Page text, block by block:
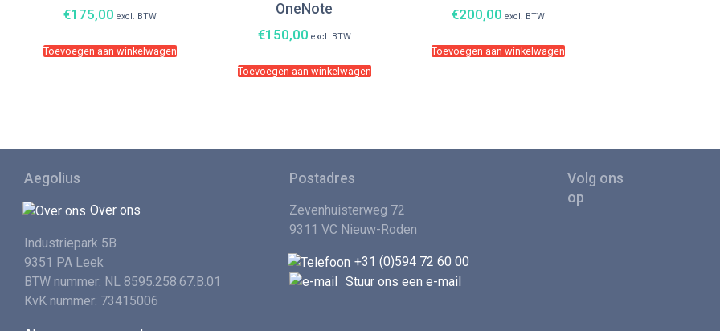
€175,00 excl. BTW
Toevoegen aan winkelwagen
OneNote
€150,00 excl. BTW
Toevoegen aan winkelwagen
€200,00 excl. BTW
Toevoegen aan winkelwagen
Aegolius
Over ons
Industriepark 5B
9351 PA Leek
BTW nummer: NL 8595.258.67.B.01
KvK nummer: 73415006
Postadres
Zevenhuisterweg 72
9311 VC Nieuw-Roden
+31 (0)594 72 60 00
Stuur ons een e-mail